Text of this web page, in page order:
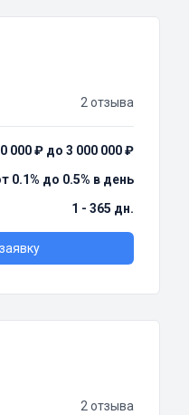
2 отзыва
000 ₽ до 3 000 000 ₽
0.1% до 0.5% в день
1 - 365 дн.
2 отзыва